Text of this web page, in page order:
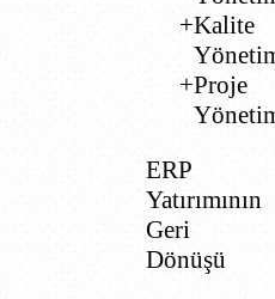
Kalite
Proje
ERP
Yatırımının
Geri
Dönüşü